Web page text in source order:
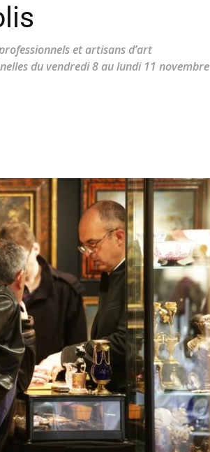
locale
–
Hebdo25
et artisans d’art
du vendredi 8 au lundi 11 novembre